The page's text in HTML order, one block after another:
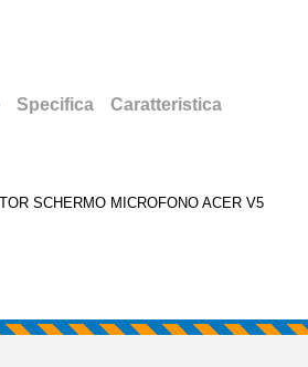
Specifica Caratteristica
SCHERMO MICROFONO ACER V5